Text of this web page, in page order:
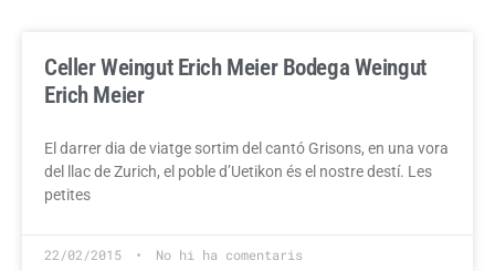
Celler Weingut Erich Meier Bodega Weingut
Erich Meier
El darrer dia de viatge sortim del cantó Grisons, en una vora
del llac de Zurich, el poble d’Uetikon és el nostre destí. Les
petites
22/02/2015 No hi ha comentaris